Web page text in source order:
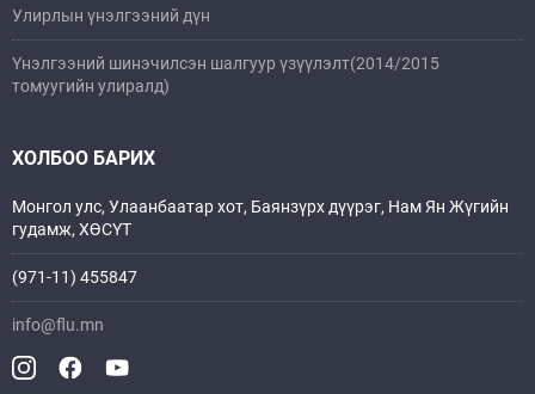
Улирлын үнэлгээний дүн
Үнэлгээний шинэчилсэн шалгуур үзүүлэлт(2014/2015
томуугийн улиралд)
ХОЛБОО БАРИХ
Монгол улс, Улаанбаатар хот, Баянзүрх дүүрэг, Нам Ян Жүгийн
гудамж, ХӨСҮТ
(971-11) 455847
info@flu.mn